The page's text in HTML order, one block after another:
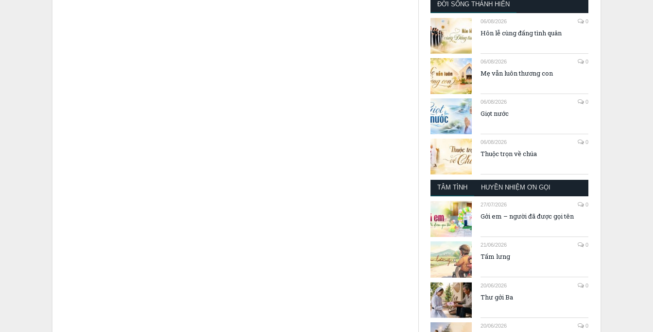
ĐỜI SỐNG THÁNH HIẾN
06/08/2026 0
Hôn lễ cùng đấng tình quân
06/08/2026 0
Mẹ vẫn luôn thương con
06/08/2026 0
Giọt nước
06/08/2026 0
Thuộc trọn về chúa
TÂM TÌNH HUYỀN NHIỆM ƠN GỌI
27/07/2026 0
Gởi em – người đã được gọi tên
21/06/2026 0
Tấm lưng
20/06/2026 0
Thư gởi Ba
20/06/2026 0